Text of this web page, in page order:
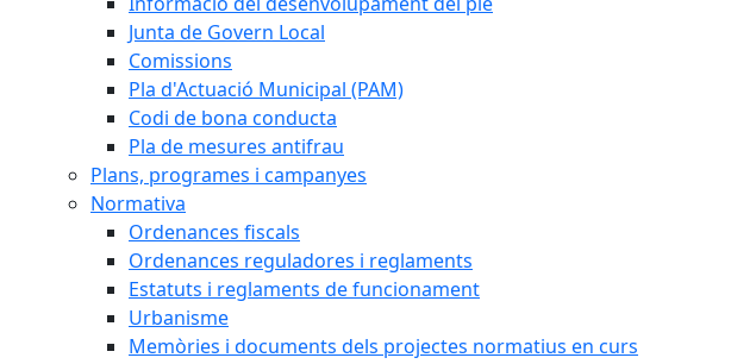
Junta de Govern Local
Comissions
Pla d'Actuació Municipal (PAM)
Codi de bona conducta
Pla de mesures antifrau
Plans, programes i campanyes
Normativa
Ordenances fiscals
Ordenances reguladores i reglaments
Estatuts i reglaments de funcionament
Urbanisme
Memòries i documents dels projectes normatius en curs